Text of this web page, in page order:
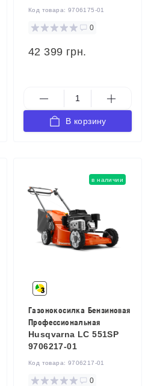
Код товара: 9706175-01
0
42 399 грн.
В корзину
в наличии
Газонокосилка Бензиновая
Профессиональная
Husqvarna LC 551SP
9706217-01
Код товара: 9706217-01
0